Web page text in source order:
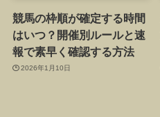
競馬の枠順が確定する時間
はいつ？開催別ルールと速
報で素早く確認する方法
2026年1月10日